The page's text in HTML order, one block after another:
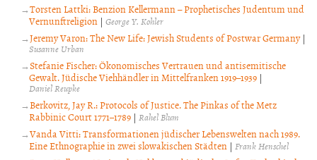
Torsten Lattki: Benzion Kellermann – Prophetisches Judentum und
Vernunftreligion | George Y. Kohler
Jeremy Varon: The New Life: Jewish Students of Postwar Germany|
Susanne Urban
Stefanie Fischer: Ökonomisches Vertrauen und antisemitische
Gewalt. Jüdische Viehhändler in Mittelfranken 1919–1939 |
Daniel Reupke
Berkovitz, Jay R.: Protocols of Justice. The Pinkas of the Metz
Rabbinic Court 1771–1789 | Rahel Blum
Vanda Vitti: Transformationen jüdischer Lebenswelten nach 1989.
Eine Ethnographie in zwei slowakischen Städten | Frank Henschel